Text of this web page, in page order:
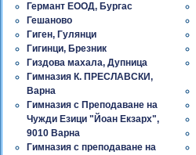
Германт ЕООД, Бургас
Гешаново
Гиген, Гулянци
Гигинци, Брезник
Гиздова махала, Дупница
Гимназия К. ПРЕСЛАВСКИ,
Варна
Гимназия с Преподаване на
Чужди Езици "Йоан Екзарх",
9010 Варна
Гимназия с преподаване на